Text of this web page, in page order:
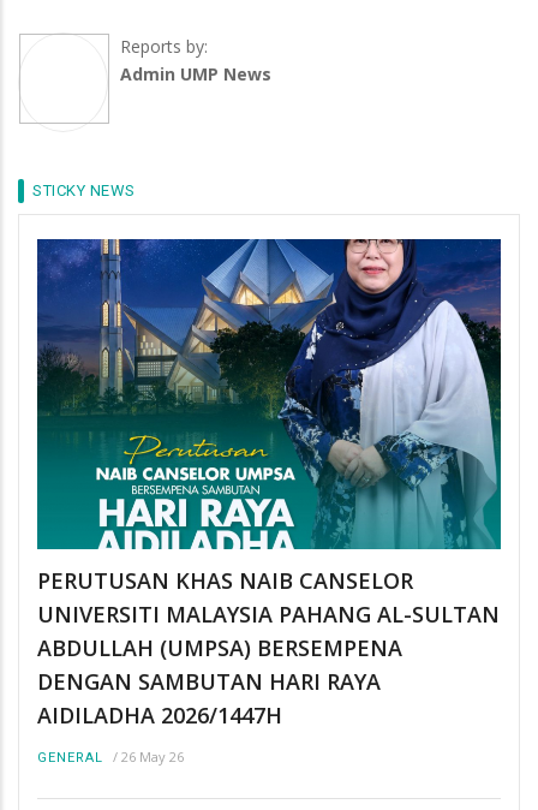
Reports by:
Admin UMP News
STICKY NEWS
PERUTUSAN KHAS NAIB CANSELOR
UNIVERSITI MALAYSIA PAHANG AL-SULTAN
ABDULLAH (UMPSA) BERSEMPENA
DENGAN SAMBUTAN HARI RAYA
AIDILADHA 2026/1447H
GENERAL / 26 May 26